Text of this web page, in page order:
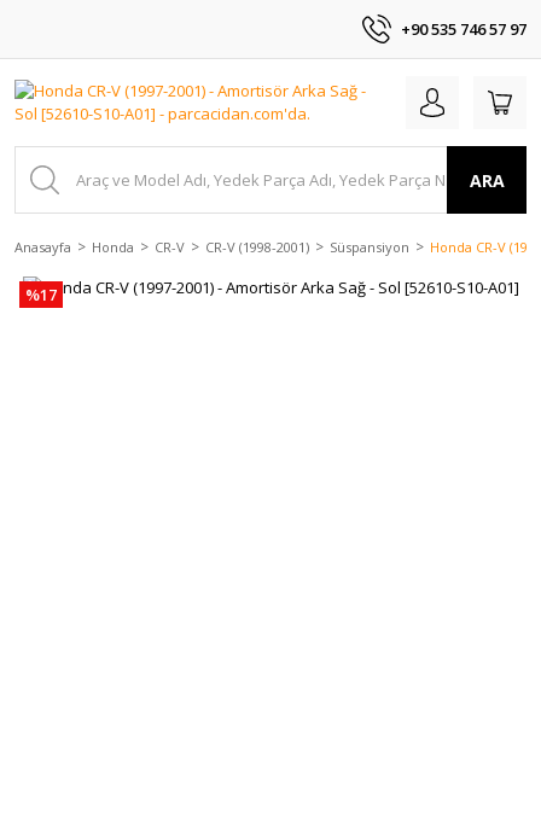
+90 535 746 57 97
ARA
Anasayfa Honda CR-V CR-V (1998-2001) Süspansiyon Honda CR-V
%17